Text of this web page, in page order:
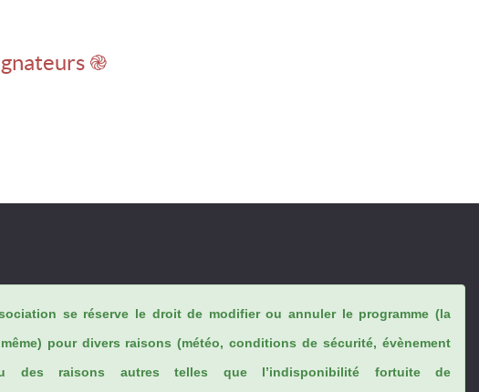
֎
se réserve le droit de modifier ou annuler le programme (la
pour divers raisons (météo, conditions de sécurité, évènement
des raisons autres telles que l’indisponibilité fortuite de